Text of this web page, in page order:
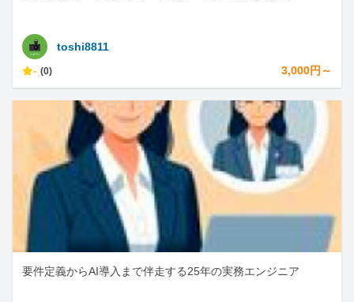
toshi8811
- (0) 3,000円～
要件定義からAI導入まで伴走する25年の実務エンジニア